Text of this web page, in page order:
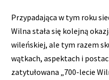
Przypadająca w tym roku
Wilna stała się kolejną
wileńskiej, ale tym razem
wątkach, aspektach i
zatytułowana „700-lecie